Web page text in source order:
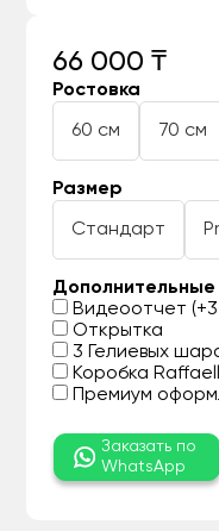
66 000 ₸
Ростовка
60 см 70 см
Размер
Стандарт
Дополнительные
Видеоотчет
Открытка
3 Гелиевых
Коробка
Премиум
Заказать по
WhatsApp